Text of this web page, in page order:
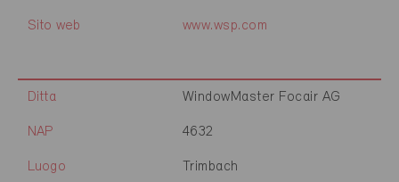
Sito web www.wsp.com
Ditta WindowMaster Focair AG
NAP 4632
Luogo Trimbach